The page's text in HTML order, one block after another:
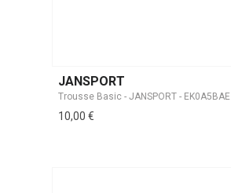
JANSPORT
Trousse Basic - JANSPORT - EK0A5BAE
10,00 €